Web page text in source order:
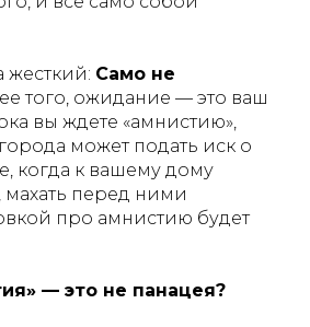
жесткий: Само не
того, ожидание — это ваш
вы ждете «амнистию»,
может подать иск о
когда к вашему дому
махать перед ними
про амнистию будет
— это не панацея?